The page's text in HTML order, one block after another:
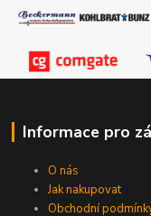
Informace pro
O nás
Jak nakupovat
Obchodní